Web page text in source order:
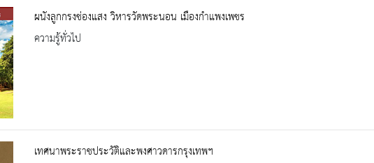
ผนังลูกกรงช่องแสง วิหารวัดพระนอน เมืองกำแพงเพชร
ความรู้ทั่วไป
เทศนาพระราชประวัติและพงศาวดารกรุงเทพฯ